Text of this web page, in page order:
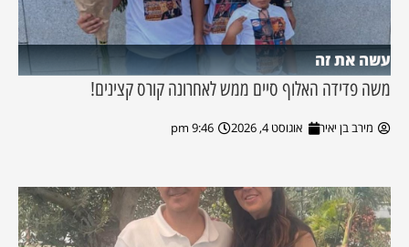
עשה את זה
משה פדידה האלוף סיים ממש לאחרונה קורס קצינים!
מירב בן יאיר אוגוסט 4, 2026 9:46 pm